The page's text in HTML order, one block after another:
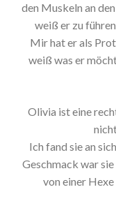
den Muskeln an
weiß er zu
Mir hat er als
weiß was er
Olivia ist eine
Ich fand sie an
Geschmack war
von einer